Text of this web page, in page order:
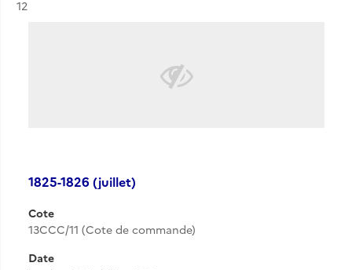
Résultat n°
12
1825-1826 (juillet)
Cote
13CCC/11 (Cote de commande)
Date